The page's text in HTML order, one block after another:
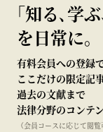
｢知る､学
を日常に。
有料会員への登録で
ここだけの限定記
過去の文献まで
法律分野のコンテ
（会員コースに応じて閲